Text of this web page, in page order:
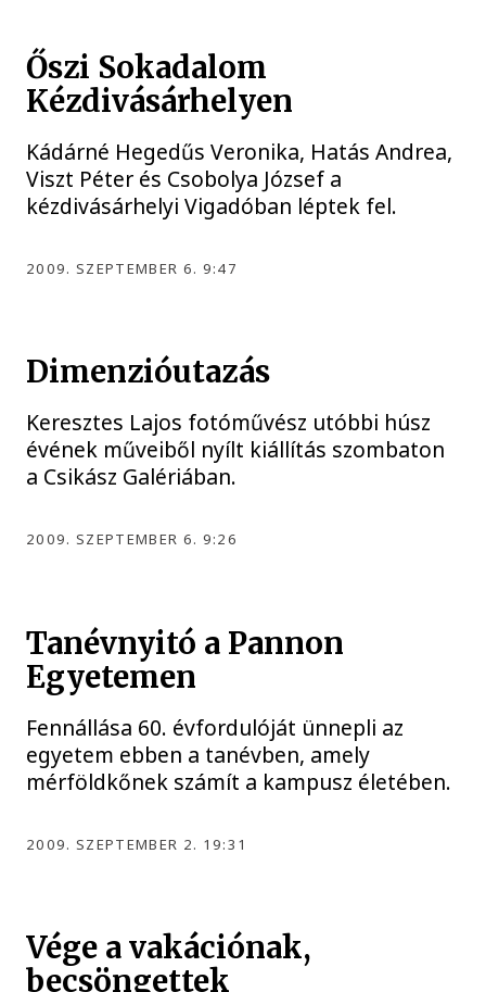
Őszi Sokadalom
Kézdivásárhelyen
Kádárné Hegedűs Veronika, Hatás Andrea,
Viszt Péter és Csobolya József a
kézdivásárhelyi Vigadóban léptek fel.
2009. SZEPTEMBER 6. 9:47
Dimenzióutazás
Keresztes Lajos fotóművész utóbbi húsz
évének műveiből nyílt kiállítás szombaton
a Csikász Galériában.
2009. SZEPTEMBER 6. 9:26
Tanévnyitó a Pannon
Egyetemen
Fennállása 60. évfordulóját ünnepli az
egyetem ebben a tanévben, amely
mérföldkőnek számít a kampusz életében.
2009. SZEPTEMBER 2. 19:31
Vége a vakációnak,
becsöngettek